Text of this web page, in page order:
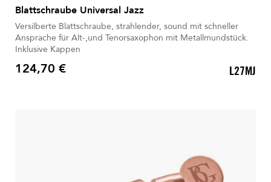
Blattschraube Universal Jazz
Versilberte Blattschraube, strahlender, sound mit schneller
Ansprache für Alt-,und Tenorsaxophon mit Metallmundstück.
Inklusive Kappen
Preis
124,70 € L27MJ